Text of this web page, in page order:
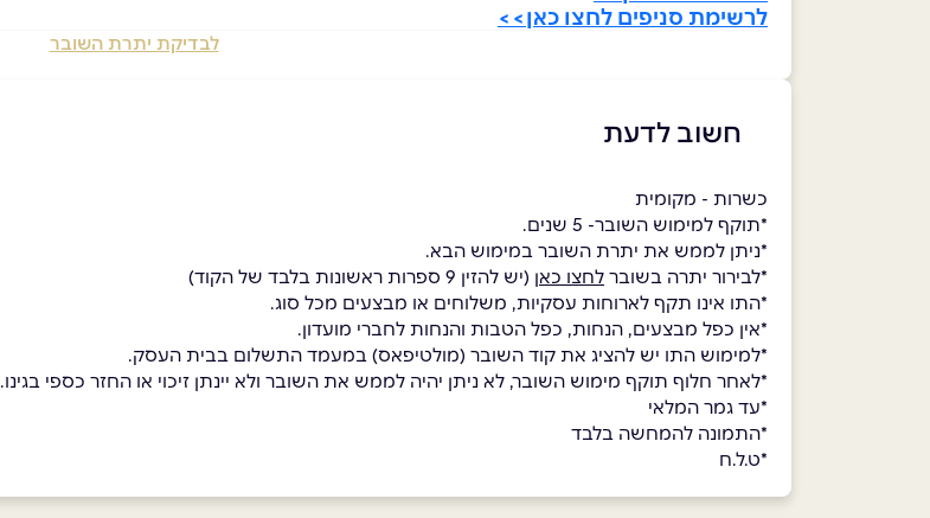
לרשימת סניפים לחצו כאן>>
לבדיקת יתרת השובר
חשוב לדעת
כשרות - מקומית
*תוקף למימוש השובר- 5 שנים.
*ניתן לממש את יתרת השובר במימוש הבא.
*לבירור יתרה בשובר לחצו כאן (יש להזין 9 ספרות ראשונות בלבד של הקוד)
*התו אינו תקף לארוחות עסקיות, משלוחים או מבצעים מכל סוג.
*אין כפל מבצעים, הנחות, כפל הטבות והנחות לחברי מועדון.
*למימוש התו יש להציג את קוד השובר (מולטיפאס) במעמד התשלום בבית העסק.
*לאחר חלוף תוקף מימוש השובר, לא ניתן יהיה לממש את השובר ולא יינתן זיכוי או החזר כספי בגינו.
*עד גמר המלאי
*התמונה להמחשה בלבד
*ט.ל.ח